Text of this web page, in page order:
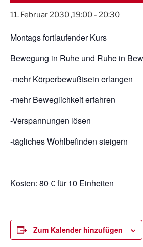
11. Februar 2030 ,19:00 - 20:30
Montags fortlaufender Kurs
Bewegung in Ruhe und Ruhe in
-mehr Körperbewußtsein erlangen
-mehr Beweglichkeit erfahren
-Verspannungen lösen
-tägliches Wohlbefinden steigern
Kosten: 80 € für 10 Einheiten
Zum Kalender hinzufügen